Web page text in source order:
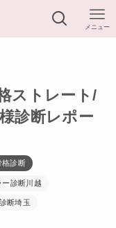
メニュー
ストレート/
診断レポー
格診断
診断川越
断埼玉